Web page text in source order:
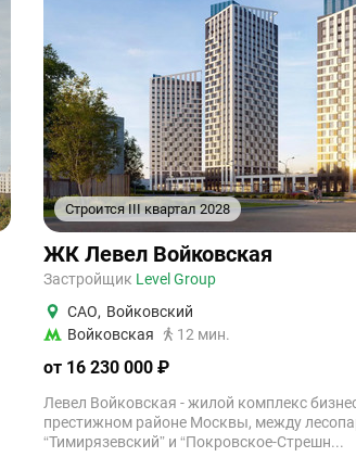
Строится III квартал 2028
ЖК Левел Войковская
Застройщик Level Group
САО, Войковский
Войковская
12 мин.
от 16 230 000 ₽
Левел Войковская - жилой комплекс
престижном районе Москвы, между
“Тимирязевский” и “Покровское-Стрешн...